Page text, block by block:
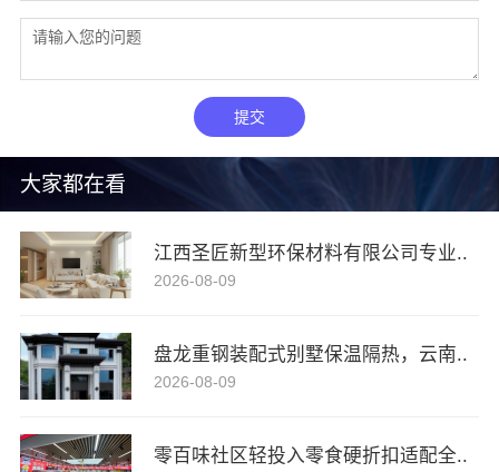
大家都在看
江西圣匠新型环保材料有限公司专业..
2026-08-09
盘龙重钢装配式别墅保温隔热，云南..
2026-08-09
零百味社区轻投入零食硬折扣适配全..
提交